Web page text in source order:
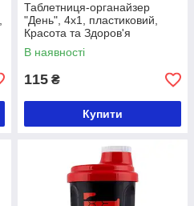
Таблетниця-органайзер
"День", 4х1, пластиковий,
Красота та Здоров'я
В наявності
115 ₴
Купити